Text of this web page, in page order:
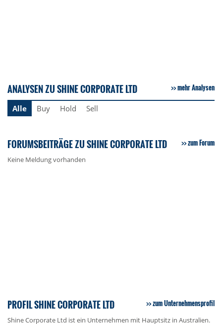
ANALYSEN ZU SHINE CORPORATE LTD mehr Analysen
Alle Buy Hold Sell
FORUMSBEITRÄGE ZU SHINE CORPORATE LTD zum Forum
Keine Meldung vorhanden
PROFIL SHINE CORPORATE LTD zum Unternehmensprofil
Shine Corporate Ltd ist ein Unternehmen mit Hauptsitz in Australien.